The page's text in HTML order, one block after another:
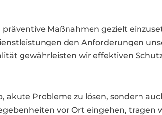
Maßnahmen gezielt
den Anforderungen
gewährleisten wir effektiven
akute Probleme zu lösen, sondern
vor Ort eingehen, tragen